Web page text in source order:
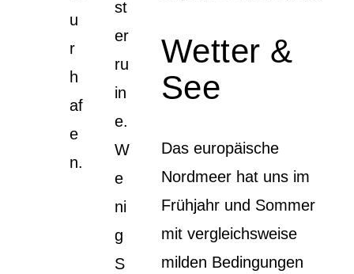
u
r
h
af
e
n.
st
er
ru
in
e.
W
e
ni
g
S
Wetter &
See
Das europäische
Nordmeer hat uns im
Frühjahr und Sommer
mit vergleichsweise
milden Bedingungen